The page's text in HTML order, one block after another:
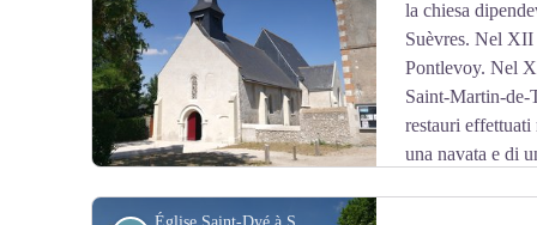
la chiesa
Suèvres. Nel XII
Pontlevoy. Nel
Saint-Martin-de-
restauri
una navata e di
risalenti alla fine del XIX secolo coprono l'intero